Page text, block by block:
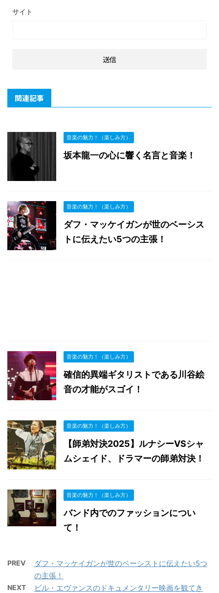
サイト
関連記事
音楽の魅力！（楽しみ方）
坂本龍一の心に響く名言と音楽！
音楽の魅力！（楽しみ方）
ダフ・マッケイガンが世のベーシス
トに伝えたい5つの主張！
音楽の魅力！（楽しみ方）
確信的異端ギタリストである川谷絵
音の才能がスゴイ！
音楽の魅力！（楽しみ方）
【師弟対決2025】ルナシーVSシャ
ムシェイド、ドラマーの師弟対決！
音楽の魅力！（楽しみ方）
バンド内でのファッションについ
て！
PREV
ダフ・マッケイガンが世のベーシストに伝えたい5つ
の主張！
NEXT
ビル・エヴァンスのドキュメンタリー映画を観てき